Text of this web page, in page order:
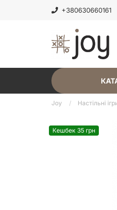
+380630660161
Joy Настільні
Кешбек 35 грн